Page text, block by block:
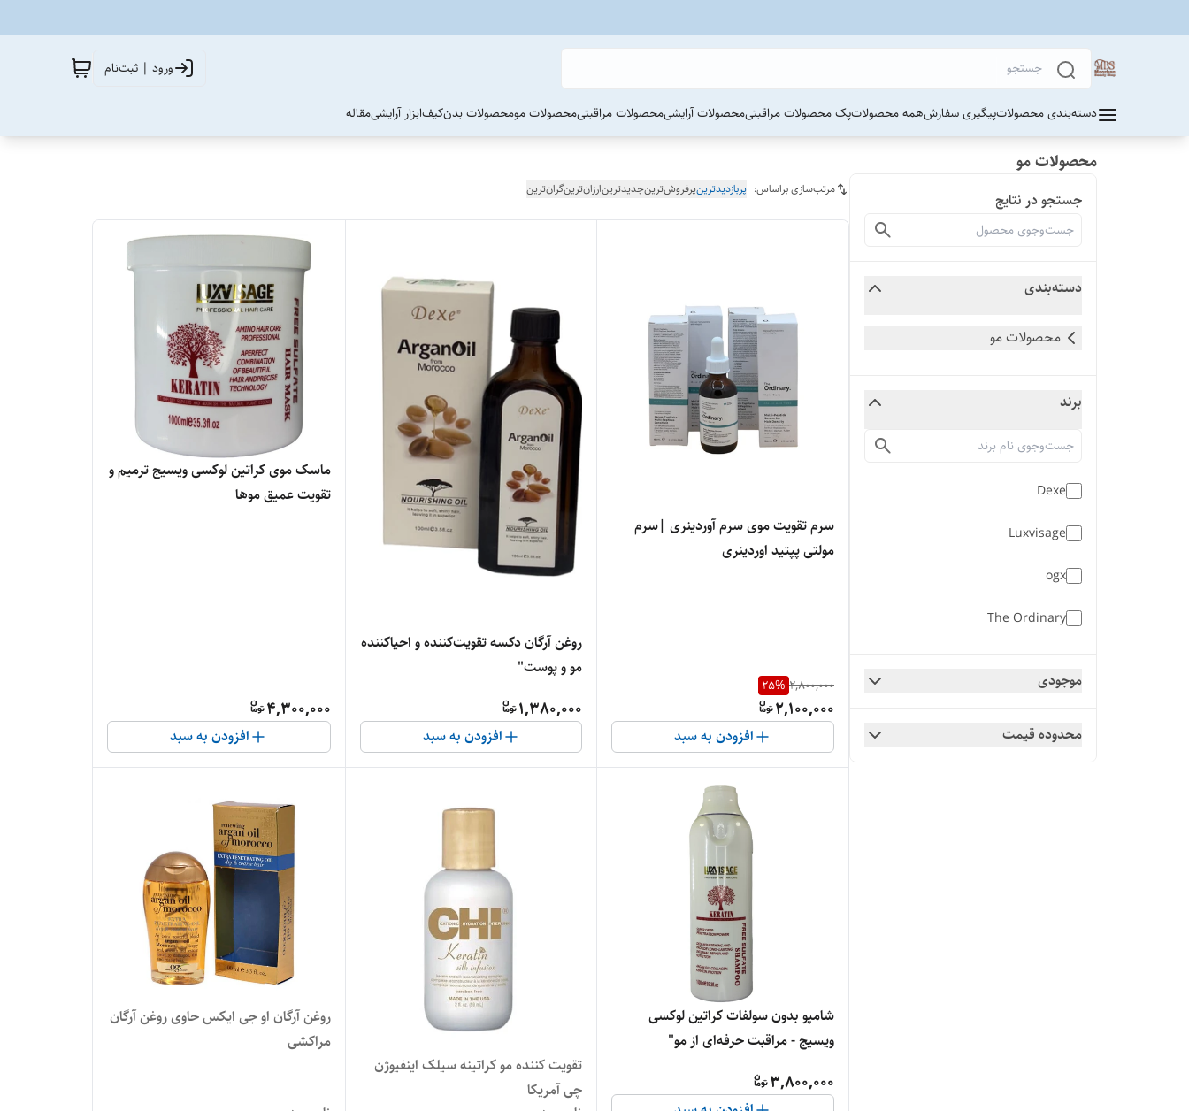
ورود | ثبت‌نام
دسته‌بندی محصولاتپیگیری سفارشهمه محصولاتپک محصولات مراقبتیمحصولات آرایشیمحصولات مراقبتیمحصولات مومحصولات بدنکیفابزار آرایشیمقاله
محصولات مو
جستجو در نتایج
دسته‌بندی
محصولات مو
برند
Dexe
Luxvisage
ogx
The Ordinary
نوکس
موجودی
محدوده قیمت
مرتب‌سازی براساس: پربازدیدترینپرفروش‌ترینجدیدترینارزان‌ترینگران‌ترین
سرم تقویت موی سرم آوردینری |سرم
مولتی پپتید اوردینری
2,800,000
25%
2,100,000
افزودن به سبد
روغن آرگان دکسه تقویت‌کننده و احیاکننده
مو و پوست"
1,380,000
افزودن به سبد
ماسک موی کراتین لوکسی ویسیج ترمیم و
تقویت عمیق موها
4,300,000
افزودن به سبد
شامپو بدون سولفات کراتین لوکسی
ویسیج - مراقبت حرفه‌ای از مو"
3,800,000
تقویت کننده مو کراتینه سیلک اینفیوژن
چی آمریکا
روغن آرگان او جی ایکس حاوی روغن آرگان
مراکشی